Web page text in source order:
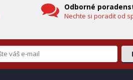
Odborné
Nechte si poradit od